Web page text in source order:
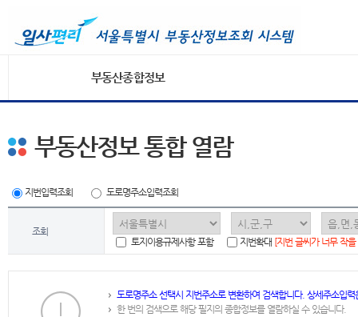
부동산종합정보
부동산정보 통합 열람
지번입력조회 도로명주소입력조회
조회
토지이용규제사항 포함
지번확대 [지번 글씨가 너무 작
도로명주소 선택시 지번주소로 변환하여 검색합니다. 상세주소입
한 번의 검색으로 해당 필지의 종합정보를 열람하실 수 있습니다.